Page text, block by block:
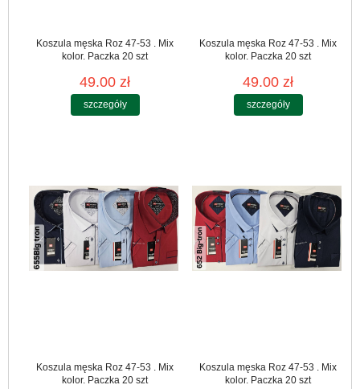
Koszula męska Roz 47-53 . Mix
kolor. Paczka 20 szt
49.00 zł
szczegóły
Koszula męska Roz 47-53 . Mix
kolor. Paczka 20 szt
49.00 zł
szczegóły
Koszula męska Roz 47-53 . Mix
kolor. Paczka 20 szt
Koszula męska Roz 47-53 . Mix
kolor. Paczka 20 szt